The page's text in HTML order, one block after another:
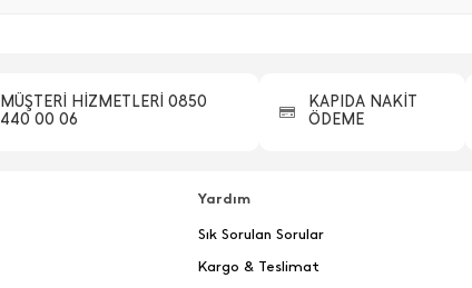
MÜŞTERİ HİZMETLERİ 0850
440 00 06
KAPIDA NAKİT
ÖDEME
Yardım
Sık Sorulan Sorular
Kargo & Teslimat